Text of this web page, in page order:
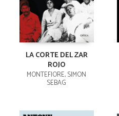
LA CORTE DEL ZAR
ROJO
MONTEFIORE, SIMON
SEBAG